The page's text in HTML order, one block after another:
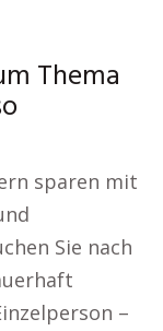
Thema
sparen mit
Sie nach
–